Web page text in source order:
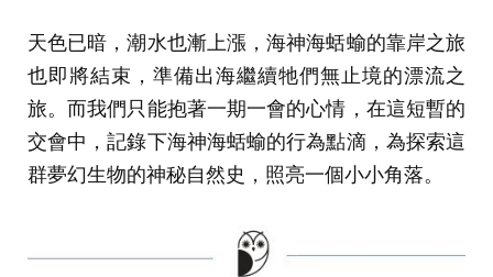
天色已暗，潮水也漸上漲，海神海蛞蝓的靠岸之旅
也即將結束，準備出海繼續牠們無止境的漂流之
旅。而我們只能抱著一期一會的心情，在這短暫的
交會中，記錄下海神海蛞蝓的行為點滴，為探索這
群夢幻生物的神秘自然史，照亮一個小小角落。